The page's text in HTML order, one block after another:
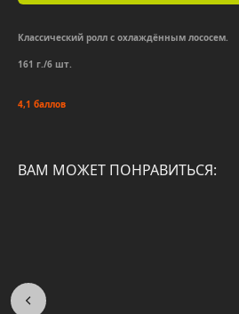
Классический ролл с охлаждённым лососем.
161 г./6 шт.
4,1 баллов
ВАМ МОЖЕТ ПОНРАВИТЬСЯ: